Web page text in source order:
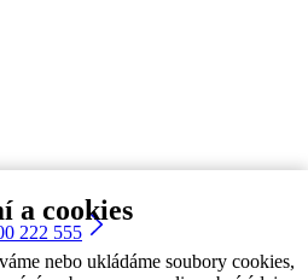
a cookies
nebo ukládáme soubory cookies,
222 555